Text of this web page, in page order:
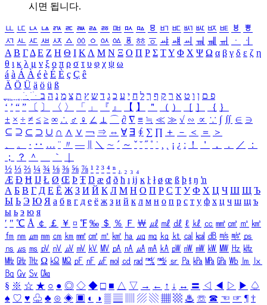
시면 됩니다.
ㅥ ㅦ ㅧ ㅨ ㅩ ㅪ ㅫ ㅬ ㅭ ㅮ ㅯ ㅰ ㅱ ㅲ ㅳ ㅴ ㅵ ㅶ ㅷ ㅸ
ㅹ
ㅺ ㅻ ㅼ ㅽ ㅾ ㅿ ㆀ ㆁ ㆂ ㆃ ㆄ ㆅ ㆆ ㆇ ㆈ ㆉ ㆊ ㆋ ㆌ ㆍ
ㆎ
Α Β ΓΔ Ε Ζ Η Θ Ι ΚΛ Μ Ν Ξ Ο Π Ρ Σ ΤΥ Φ Χ Ψ Ω α β γ δ ε ζ η
θ ι κ λ μ ν ξ ο π ρ σ τ υ φ χ ψ ω
á à Á À é è É È ç Ç ê
Ä Ö Ü ä ö ü ß
ִֶֹ ֻּ ׁׂ פ ם ן ו ט א ר ק ף ך ל ח י ע כ ג ד ש ץ ת צ מ נ ה ב
‘ ’ “ ” 〔 〕 〈 〉 「 」 『 』 【 】 ＂ （ ） ［ ］ ｛ ｝
± × ÷ ≠ ≤ ≥ ∞ ∴ ♂ ♀ ∠ ⊥ ⌒ ∂ ∇ ≡ ≒ ≪ ≫ √ ∽ ∝ ∵ ∫ ∬ ∈ ∋
⊆ ⊇ ⊂ ⊃ ∪ ∩ ∧ ∨ ￢ ⇒ ⇔ ∀ ∃ ∮ ∑ ∏ ＋ － ＜ ＝
＞
、
。 · ‥ … ¨ 〃 ― ＼ ∼ ´ ～ ˇ ˘ ˝ ˚ ˙ ¸ ¡ ¿ ː ！ ＇ ， ． ／
：
；
？ ＾ ｀
½ ⅓ ⅔ ¼ ¾ ⅛ ⅜ ⅝ ⅞ ¹ ² ³ ⁴ ⁿ ₁ ₂ ₃ ₄
Æ Ð Ħ Ĳ Ł Ø Œ Þ Ŧ Ŋ æ đ ð ħ ı ĳ ĸ ŀ ł ø œ ß þ ŧ ŋ ŉ
А Б В Г Д Е Ё Ж З И Й К Л М Н О П Р С Т У Ф Х Ц Ч Ш Щ Ъ
Ы Ь Э Ю Я а б в г д е ё ж з и й к л м н о п р с т у ф х ц ч ш щ ъ
ы ь э ю я
′ ″ ℃ Å ￠ ￡ ￥ ¤ ℉ ‰ ＄ ％ Ｆ ￦ ㎕ ㎖ ㎗ ℓ ㎘ ㏄ ㎣ ㎤ ㎥ ㎦
㎙ ㎚ ㎛ ㎜ ㎝ ㎞ ㎟ ㎠ ㎡ ㎢ ㏊ ㎍ ㎎ ㎏ ㏏ ㎈ ㎉ ㏈ ㎧ ㎨ ㎰
㎱ ㎲ ㎳ ㎴ ㎵ ㎶ ㎷ ㎸ ㎹ ㎀ ㎁ ㎂ ㎃ ㎄ ㎺ ㎻ ㎽ ㎾ ㎿ ㎐ ㎑
㎒ ㎓ ㎔ Ω ㏀ ㏁ ㎊ ㎋ ㎌ ㏖ ㏅ ㎭ ㎮ ㎯ ㏛ ㎩ ㎪ ㎫ ㎬ ㏝ ㏐
㏓
㏃ ㏉ ㏜ ㏆
§ ※ ☆ ★ ○ ● ◎ ◇ ◆ □ ■ △ ▽ → ← ↑ ↓ ↔ 〓 ◁ ◀ ▷ ▶ ♤
♠ ♡ ♥ ♧ ♣ ⊙ ◈ ▣ ◐ ◑ ▒ ▤ ▨ ▧ ▦ ▩ ♨ ☏ ☎ ☜ ☞ ¶ †